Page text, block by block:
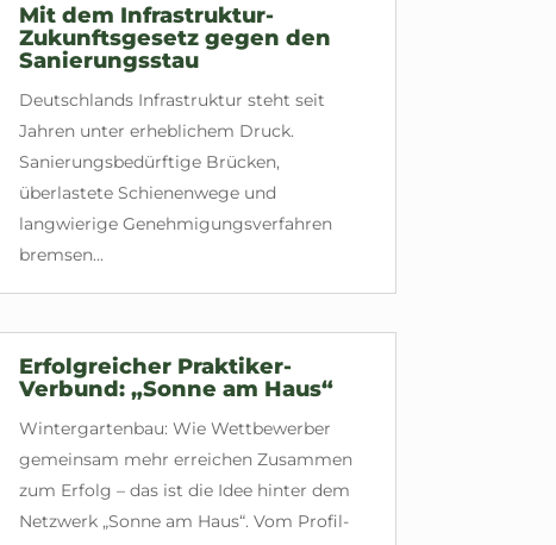
Mit dem Infrastruktur-
Zukunftsgesetz gegen den
Sanierungsstau
Deutschlands Infrastruktur steht seit
Jahren unter erheblichem Druck.
Sanierungsbedürftige Brücken,
überlastete Schienenwege und
langwierige Genehmigungsverfahren
bremsen...
Erfolgreicher Praktiker-
Verbund: „Sonne am Haus“
Wintergartenbau: Wie Wettbewerber
gemeinsam mehr erreichen Zusammen
zum Erfolg – das ist die Idee hinter dem
Netzwerk „Sonne am Haus“. Vom Profil-